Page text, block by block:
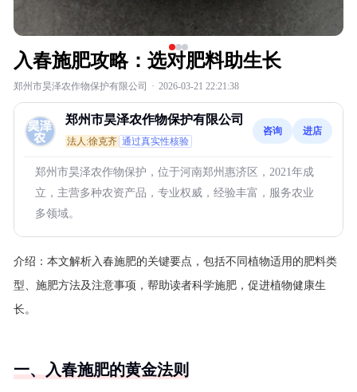
入春施肥攻略：选对肥料助生长
郑州市昊泽农作物保护有限公司 · 2026-03-21 22:21:38
郑州市昊泽农作物保护有限公司
法人:徐克齐 通过真实性核验
咨询 进店
郑州市昊泽农作物保护，位于河南郑州惠济区，2021年成
立，主营多种农资产品，专业权威，经验丰富，服务农业
多领域。
介绍： 本文解析入春施肥的关键要点，包括不同植物适用的肥料类
型、施肥方法及注意事项，帮助读者科学施肥，促进植物健康生
长。
一、入春施肥的黄金法则